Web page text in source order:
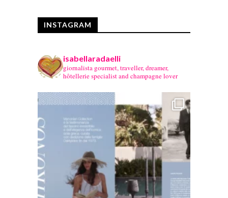
INSTAGRAM
isabellaradaelli
giornalista gourmet, traveller, dreamer,
hôtellerie specialist and champagne lover